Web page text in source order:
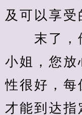
及可以享受
末了，他
小姐，您放
性很好，每
才能到达指